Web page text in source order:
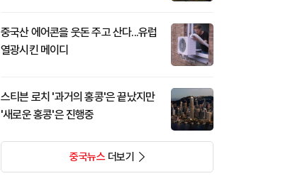
중국산 에어콘을 웃돈 주고 산다...유럽
열광시킨 메이디
스티븐 로치 '과거의 홍콩'은 끝났지만
'새로운 홍콩'은 진행중
중국뉴스더보기